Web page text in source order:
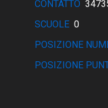
CONTATTO
SCUOLE 0
POSIZIONE
POSIZIONE